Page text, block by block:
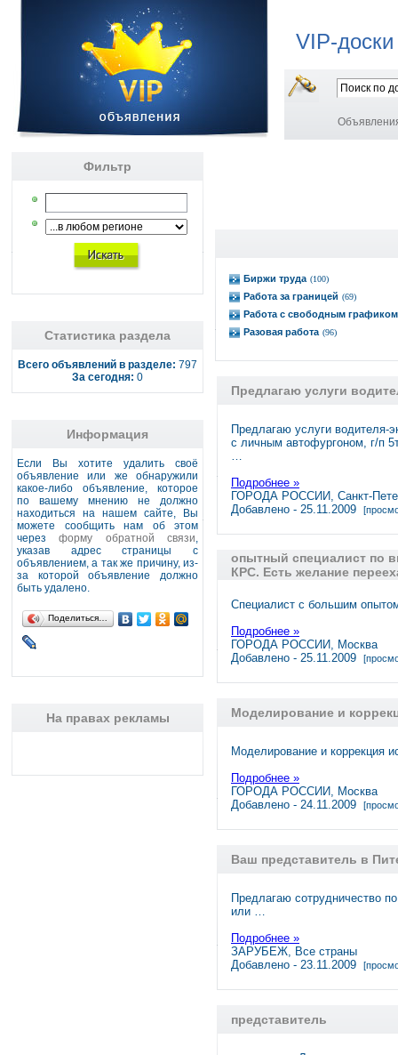
VIP-
Фильтр
Статистика раздела
Всего объявлений в разделе: 797
За сегодня: 0
Информация
Если Вы хотите удалить своё
объявление или же обнаружили
какое-либо объявление, которое
по вашему мнению не должно
находиться на нашем сайте, Вы
можете сообщить нам об этом
черезформу обратной связи,
указав адрес страницы с
объявлением, а так же причину, из-
за которой объявление должно
быть удалено.
Поделиться…
На правах рекламы
Биржи труда (100)
Работа за границей (69)
Работа с свободным графиком
Разовая работа (96)
Предлагаю услуги
Предлагаю услуги водителя-
с личным автофургоном, г/п
…
Подробнее »
ГОРОДА РОССИИ, Санкт-
Добавлено - 25.11.2009
опытный специалист по
КРС. Есть желание
Специалист с большим
Подробнее »
ГОРОДА РОССИИ, Москва
Добавлено - 25.11.2009
Моделирование и
Моделирование и коррекция
Подробнее »
ГОРОДА РОССИИ, Москва
Добавлено - 24.11.2009
Ваш представитель в
Предлагаю сотрудничество
или …
Подробнее »
ЗАРУБЕЖ, Все страны
Добавлено - 23.11.2009
представитель